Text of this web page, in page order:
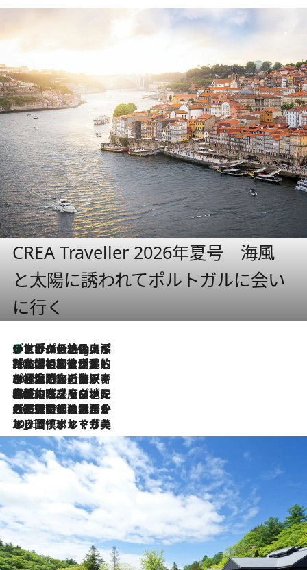
CREA Traveller 2026年夏号 海風
と太陽に誘われてポルトガルに会い
に行く
11 Hours Ago
リスボンの絶品スイーツ「パステル・デ・ナタ」とは？ポルトガル伝統の奥深い世界へ
2026.7.27
「私の祖国はポルトガル語です」国民的詩人フェルナンド・ペソアと、彼が愛した文学の街を歩く
2026.7.26
ポルトガル近海が育む極上の海の幸。キリリと冷えた白ワインと愉しむ、シーフード専門店の贅沢
2026.7.22
伝統の味をモダンに昇華。高感度な地元客が集う、リスボンの最旬ガストロノミー
2026.7.21
大航海時代の栄華から、震災、独裁、そして革命へ。ポルトガル・首都リスボンの石畳に刻まれた「歴史の光と影」
2026.7.13
エッセイ・ヤマザキマリ「慎ましくも美しき国 ポルトガル」